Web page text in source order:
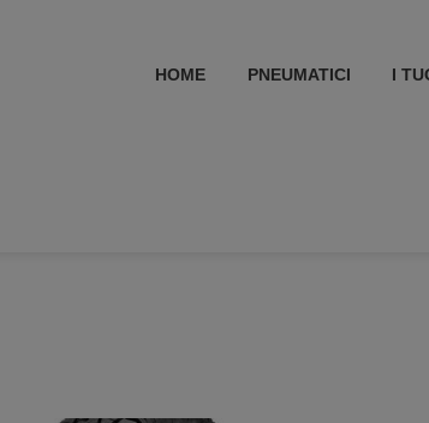
HOME PNEUMATICI I